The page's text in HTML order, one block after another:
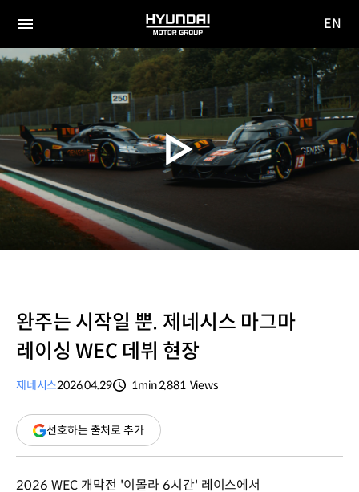
전체
메뉴
HYUNDAI
MOTOR
GROUP
사이
이동
EN
완주는 시작일 뿐. 제네시스 마그마
레이싱 WEC 데뷔 현장
제네시스2026.04.29
1min2,881 Views
선호하는 출처로 추가(새
창
2026 WEC 개막전 '이몰라 6시간' 레이스에서